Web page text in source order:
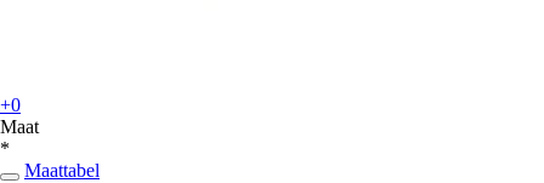
+0
Maat
*
Maattabel